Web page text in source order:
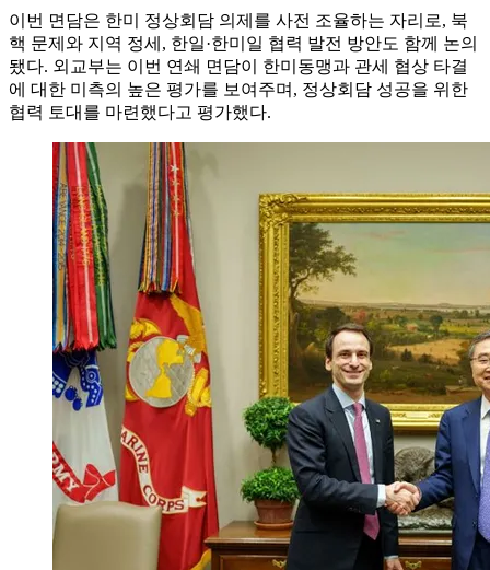
이번 면담은 한미 정상회담 의제를 사전 조율하는 자리로, 북
핵 문제와 지역 정세, 한일·한미일 협력 발전 방안도 함께 논의
됐다. 외교부는 이번 연쇄 면담이 한미동맹과 관세 협상 타결
에 대한 미측의 높은 평가를 보여주며, 정상회담 성공을 위한
협력 토대를 마련했다고 평가했다.